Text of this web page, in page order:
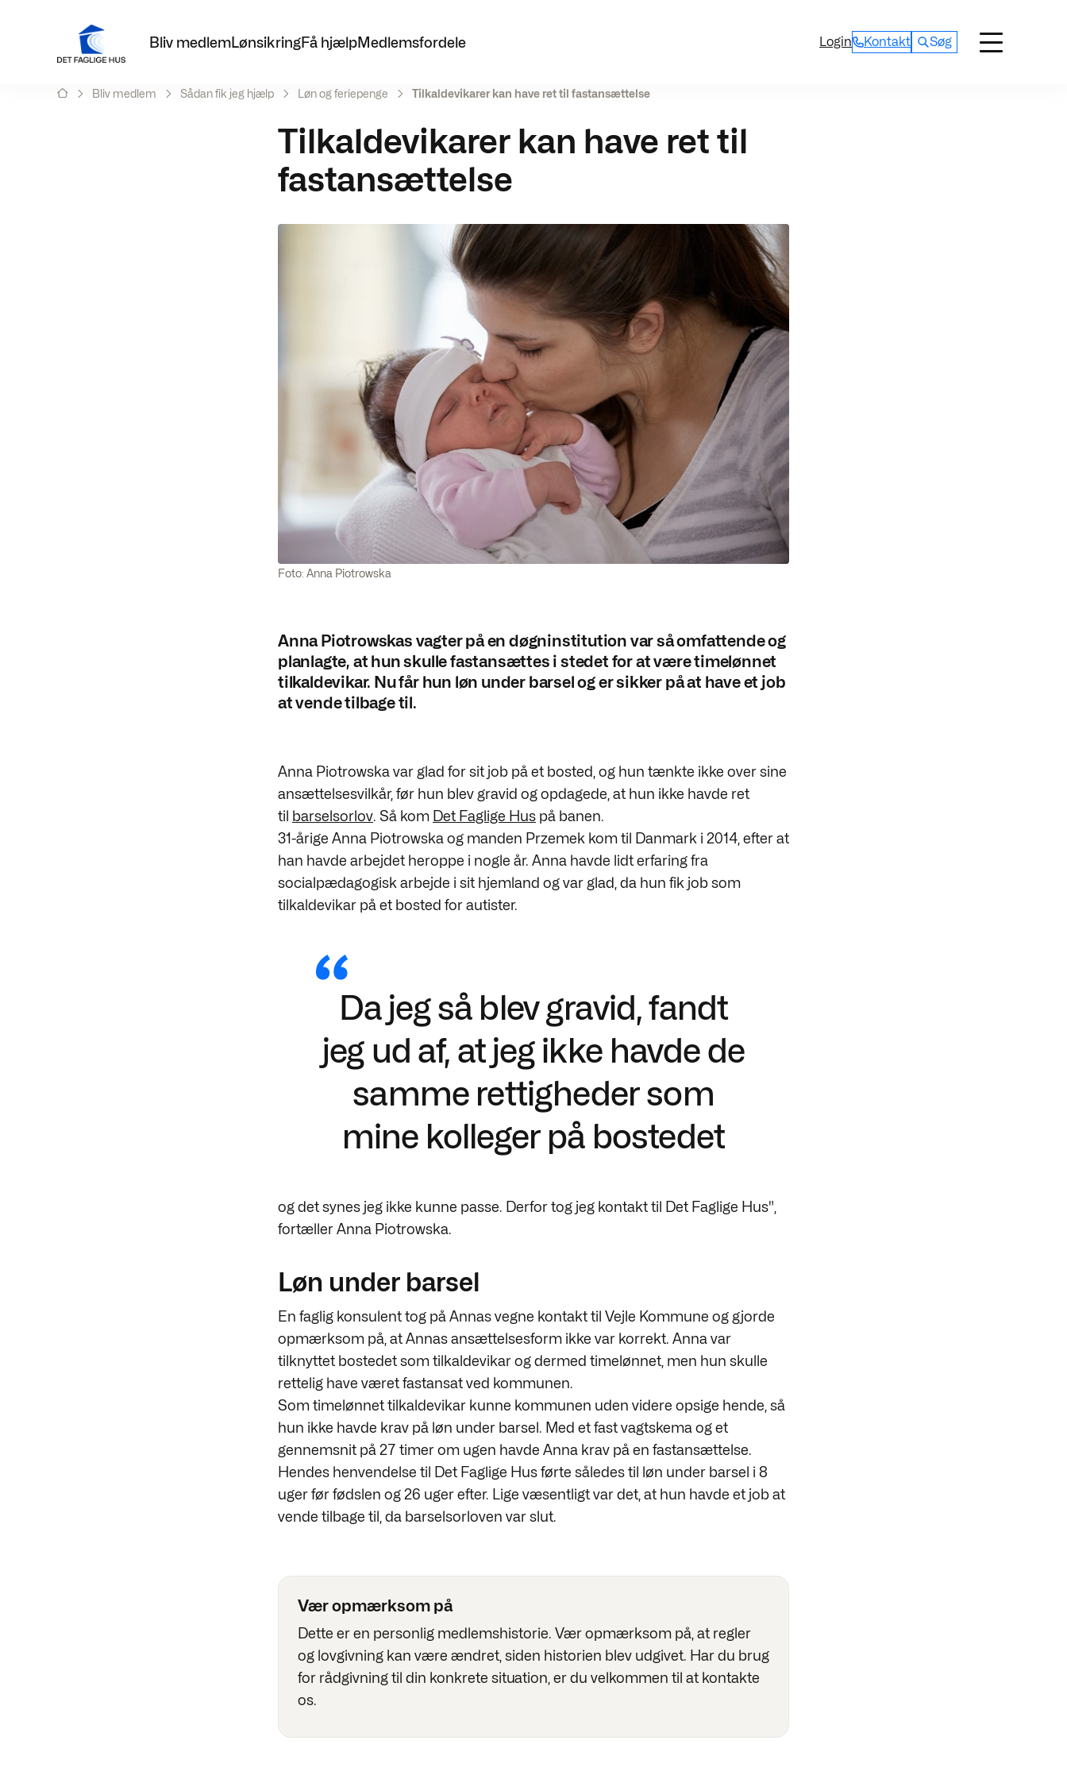
Bliv medlemLønsikringFå hjælpMedlemsfordele Login Kontakt Søg
Bliv medlem Sådan fik jeg hjælp Løn og feriepenge Tilkaldevikarer kan have ret til fastansættelse
Tilkaldevikarer kan have ret til
fastansættelse
Foto: Anna Piotrowska
Anna Piotrowskas vagter på en døgninstitution var så omfattende og
planlagte, at hun skulle fastansættes i stedet for at være timelønnet
tilkaldevikar. Nu får hun løn under barsel og er sikker på at have et job
at vende tilbage til.
Anna Piotrowska var glad for sit job på et bosted, og hun tænkte ikke over sine
ansættelsesvilkår, før hun blev gravid og opdagede, at hun ikke havde ret
til barselsorlov. Så kom Det Faglige Hus på banen.
31-årige Anna Piotrowska og manden Przemek kom til Danmark i 2014, efter at
han havde arbejdet heroppe i nogle år. Anna havde lidt erfaring fra
socialpædagogisk arbejde i sit hjemland og var glad, da hun fik job som
tilkaldevikar på et bosted for autister.
Da jeg så blev gravid, fandt
jeg ud af, at jeg ikke havde de
samme rettigheder som
mine kolleger på bostedet
og det synes jeg ikke kunne passe. Derfor tog jeg kontakt til Det Faglige Hus",
fortæller Anna Piotrowska.
Løn under barsel
En faglig konsulent tog på Annas vegne kontakt til Vejle Kommune og gjorde
opmærksom på, at Annas ansættelsesform ikke var korrekt. Anna var
tilknyttet bostedet som tilkaldevikar og dermed timelønnet, men hun skulle
rettelig have været fastansat ved kommunen.
Som timelønnet tilkaldevikar kunne kommunen uden videre opsige hende, så
hun ikke havde krav på løn under barsel. Med et fast vagtskema og et
gennemsnit på 27 timer om ugen havde Anna krav på en fastansættelse.
Hendes henvendelse til Det Faglige Hus førte således til løn under barsel i 8
uger før fødslen og 26 uger efter. Lige væsentligt var det, at hun havde et job at
vende tilbage til, da barselsorloven var slut.
Vær opmærksom på
Dette er en personlig medlemshistorie. Vær opmærksom på, at regler
og lovgivning kan være ændret, siden historien blev udgivet. Har du brug
for rådgivning til din konkrete situation, er du velkommen til at kontakte
os.